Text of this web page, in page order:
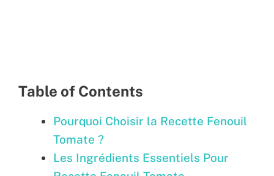
Table of Contents
Pourquoi Choisir la Recette Fenouil
Tomate ?
Les Ingrédients Essentiels Pour